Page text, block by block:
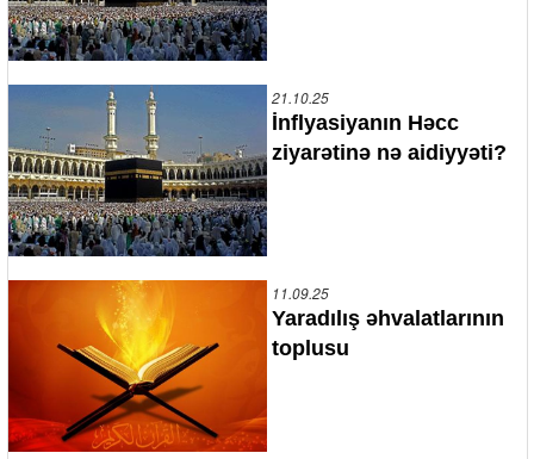
21.10.25
İnflyasiyanın Həcc
ziyarətinə nə aidiyyəti?
11.09.25
Yaradılış əhvalatlarının
toplusu